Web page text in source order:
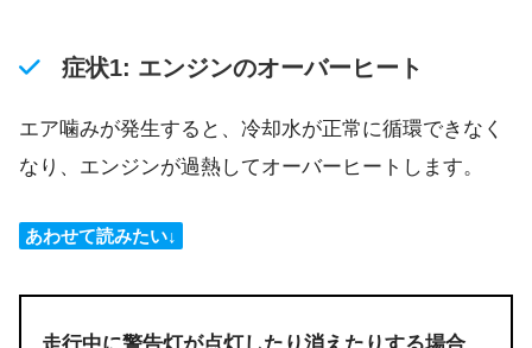
症状1: エンジンのオーバーヒート
エア噛みが発生すると、冷却水が正常に循環できなく
なり、エンジンが過熱してオーバーヒートします。
あわせて読みたい↓